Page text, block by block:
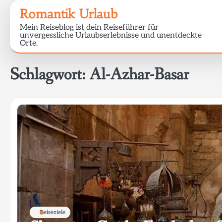
content
Romantik Urlaub
Mein Reiseblog ist dein Reiseführer für
unvergessliche Urlaubserlebnisse und unentdeckte
Orte.
Schlagwort: Al-Azhar-Basar
Reiseziele